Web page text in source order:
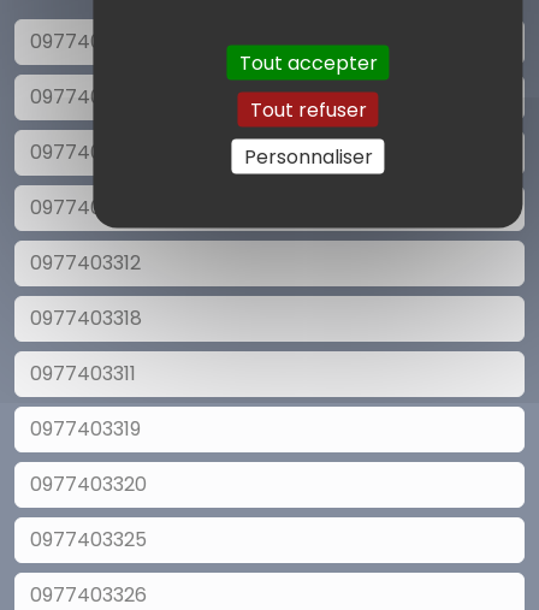
Tout accepter
Tout refuser
Personnaliser
0977403314
0977403316
0977403313
0977403317
0977403312
0977403318
0977403311
0977403319
0977403320
0977403325
0977403326